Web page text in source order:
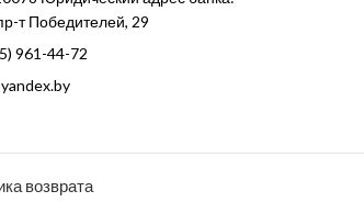
т Победителей, 29
961-44-72
возврата